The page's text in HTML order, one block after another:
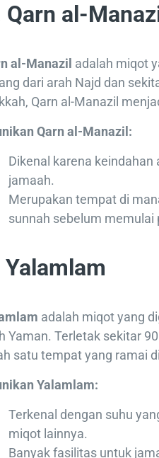
Qarn al-
al-Manazil adalah miqot
dari arah Najd dan
Qarn al-Manazil
Qarn al-Manazil:
Dikenal karena
jamaah.
Merupakan tempat di
sunnah sebelum memulai
Yalamlam
adalah miqot yang
Yaman. Terletak sekitar
satu tempat yang ramai
Yalamlam:
Terkenal dengan suhu
miqot lainnya.
Banyak fasilitas untuk